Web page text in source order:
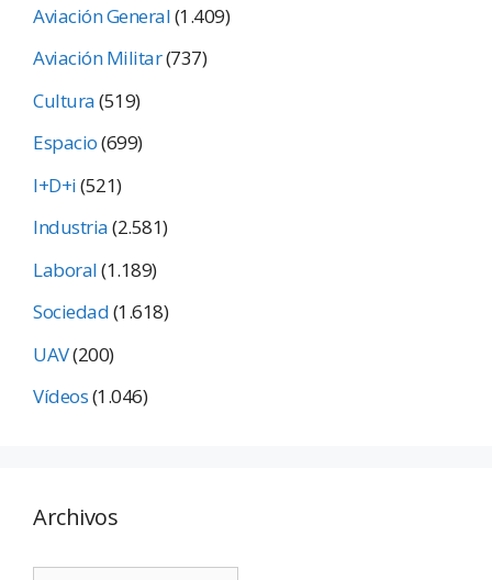
Aviación General(1.409)
Aviación Militar(737)
Cultura(519)
Espacio(699)
I+D+i(521)
Industria(2.581)
Laboral(1.189)
Sociedad(1.618)
UAV(200)
Vídeos(1.046)
Archivos